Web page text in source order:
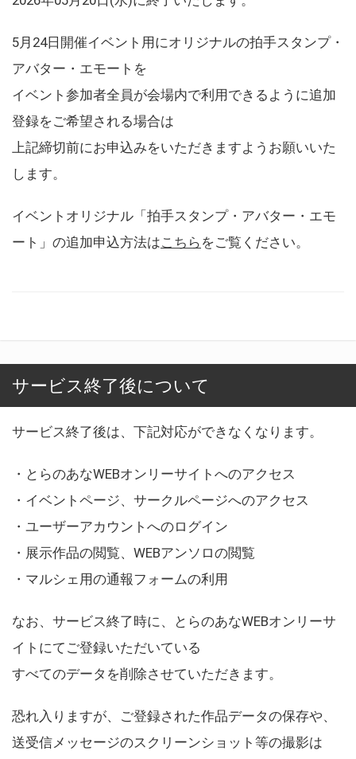
5月24日開催イベント用にオリジナルの拍手スタンプ・
アバター・エモートを
イベント参加者全員が会場内で利用できるように追加
登録をご希望される場合は
上記締切前にお申込みをいただきますようお願いいた
します。
イベントオリジナル「拍手スタンプ・アバター・エモ
ート」の追加申込方法はこちら をご覧ください。
サービス終了後について
サービス終了後は、下記対応ができなくなります。
・とらのあなWEBオンリーサイトへのアクセス
・イベントページ、サークルページへのアクセス
・ユーザーアカウントへのログイン
・展示作品の閲覧、WEBアンソロの閲覧
・マルシェ用の通報フォームの利用
なお、サービス終了時に、とらのあなWEBオンリーサ
イトにてご登録いただいている
すべてのデータを削除させていただきます。
恐れ入りますが、ご登録された作品データの保存や、
送受信メッセージのスクリーンショット等の撮影は